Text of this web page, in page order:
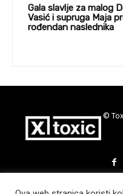
Gala slavlje za malog
Vasić i supruga Maja
rođendan naslednika
©